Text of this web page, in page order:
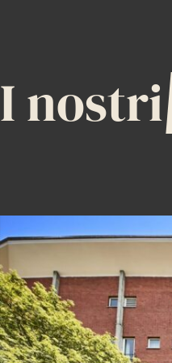
I nostri